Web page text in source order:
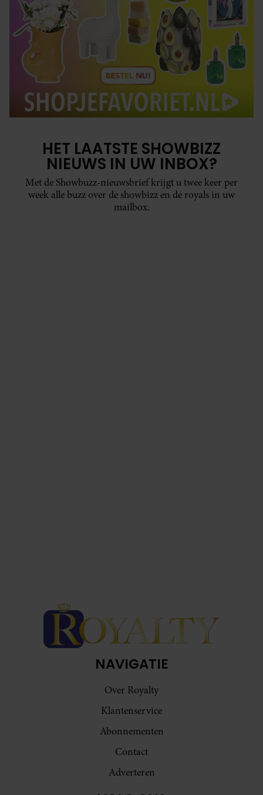
HET LAATSTE SHOWBIZZ
NIEUWS IN UW INBOX?
Met de Showbuzz-nieuwsbrief krijgt u twee keer per
week alle buzz over de showbizz en de royals in uw
mailbox.
NAVIGATIE
Over Royalty
Klantenservice
Abonnementen
Contact
Adverteren